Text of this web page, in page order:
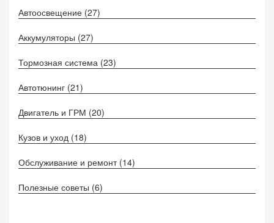
Автоосвещение (27)
Аккумуляторы (27)
Тормозная система (23)
Автотюнинг (21)
Двигатель и ГРМ (20)
Кузов и уход (18)
Обслуживание и ремонт (14)
Полезные советы (6)